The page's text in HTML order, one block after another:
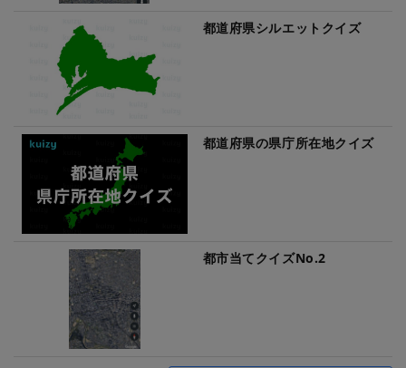
都道府県シルエットクイズ
都道府県の県庁所在地クイズ
都市当てクイズNo.2